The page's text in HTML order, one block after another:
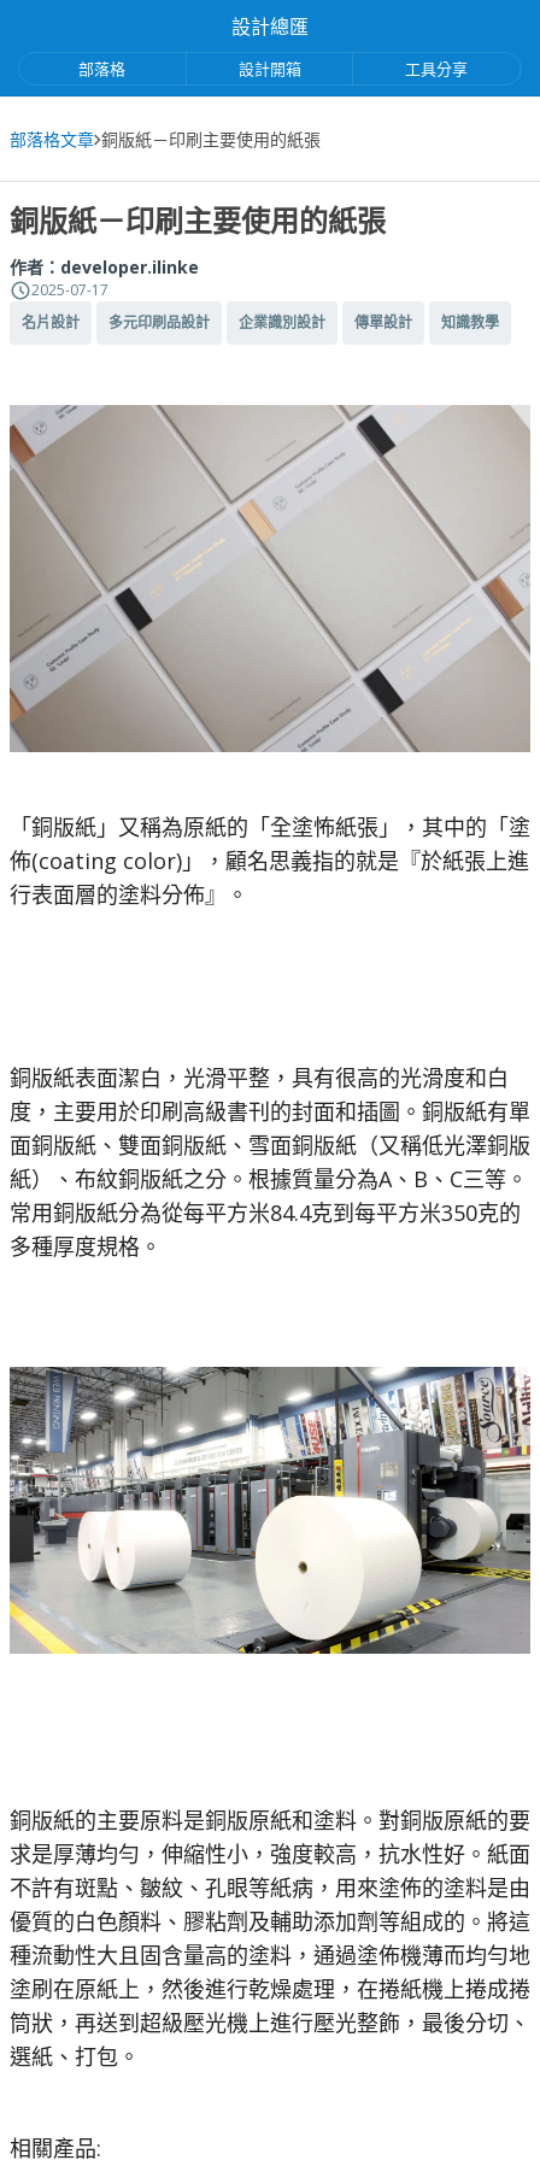
設計總匯
部落格 設計開箱 工具分享
部落格文章 銅版紙－印刷主要使用的紙張
銅版紙－印刷主要使用的紙張
作者： developer.ilinke
2025-07-17
名片設計 多元印刷品設計 企業識別設計 傳單設計 知識教學
「銅版紙」又稱為原紙的「全塗怖紙張」，其中的「塗
佈(coating color)」，顧名思義指的就是『於紙張上進
行表面層的塗料分佈』。
銅版紙表面潔白，光滑平整，具有很高的光滑度和白
度，主要用於印刷高級書刊的封面和插圖。銅版紙有單
面銅版紙、雙面銅版紙、雪面銅版紙（又稱低光澤銅版
紙）、布紋銅版紙之分。根據質量分為A、B、C三等。
常用銅版紙分為從每平方米84.4克到每平方米350克的
多種厚度規格。
銅版紙的主要原料是銅版原紙和塗料。對銅版原紙的要
求是厚薄均勻，伸縮性小，強度較高，抗水性好。紙面
不許有斑點、皺紋、孔眼等紙病，用來塗佈的塗料是由
優質的白色顏料、膠粘劑及輔助添加劑等組成的。將這
種流動性大且固含量高的塗料，通過塗佈機薄而均勻地
塗刷在原紙上，然後進行乾燥處理，在捲紙機上捲成捲
筒狀，再送到超級壓光機上進行壓光整飾，最後分切、
選紙、打包。
相關產品: